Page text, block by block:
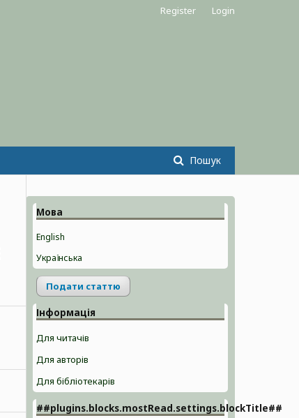
Пошук
Register Login
Мова
English
Українська
Подати статтю
Інформація
Для читачів
Для авторів
Для бібліотекарів
##plugins.blocks.mostRead.settings.blockTitle##